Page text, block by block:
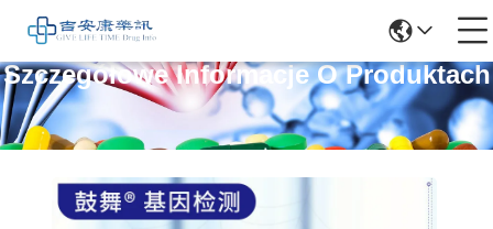
Szczegółowe Informacje O Produktach